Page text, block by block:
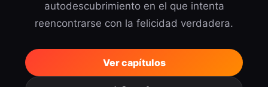
autodescubrimiento en el que intenta
reencontrarse con la felicidad verdadera.
Ver capítulos